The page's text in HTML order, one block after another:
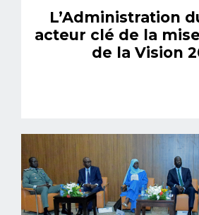
L’Administration
acteur clé de la
de la Vision